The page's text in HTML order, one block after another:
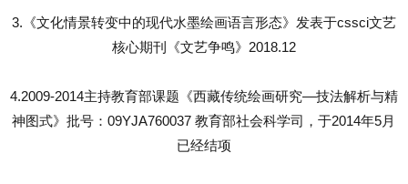
3.《文化情景转变中的现代水墨绘画语言形态》发表于cssci文艺
核心期刊《文艺争鸣》2018.12
4.2009-2014主持教育部课题《西藏传统绘画研究—技法解析与精
神图式》批号：09YJA760037 教育部社会科学司，于2014年5月
已经结项